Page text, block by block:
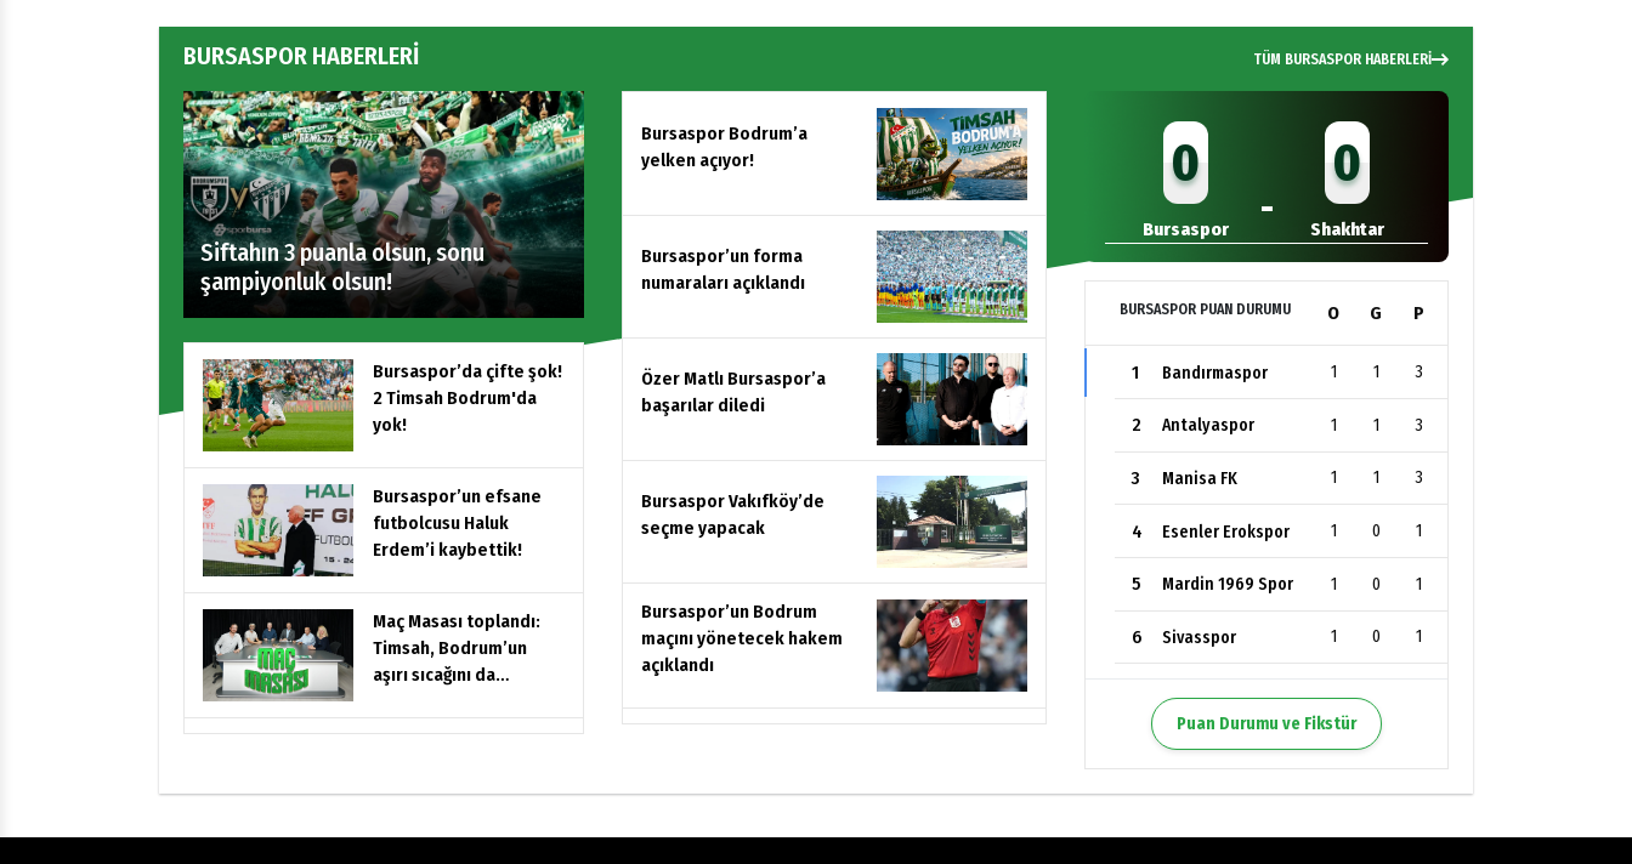
BURSASPOR HABERLERİ TÜM BURSASPOR HABERLERİ
Siftahın 3 puanla olsun, sonu
şampiyonluk olsun!
Bursaspor’da çifte şok!
2 Timsah Bodrum'da
yok!
Bursaspor’un efsane
futbolcusu Haluk
Erdem’i kaybettik!
Maç Masası toplandı:
Timsah, Bodrum’un
aşırı sıcağını da
Bursaspor Bodrum’a
yelken açıyor!
Bursaspor’un forma
numaraları açıklandı
Özer Matlı Bursaspor’a
başarılar diledi
Bursaspor Vakıfköy’de
seçme yapacak
Bursaspor’un Bodrum
maçını yönetecek hakem
açıklandı
0
Bursaspor -
0
Shakhtar
BURSASPOR PUAN DURUMU O G P
1 Bandırmaspor 1 1 3
2 Antalyaspor 1 1 3
3 Manisa FK 1 1 3
4 Esenler Erokspor 1 0 1
5 Mardin 1969 Spor 1 0 1
6 Sivasspor 1 0 1
Puan Durumu ve Fikstür